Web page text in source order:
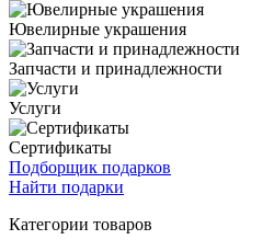
Ювелирные украшения
Запчасти и принадлежности
Услуги
Сертификаты
Подборщик подарков
Найти подарки
Категории товаров